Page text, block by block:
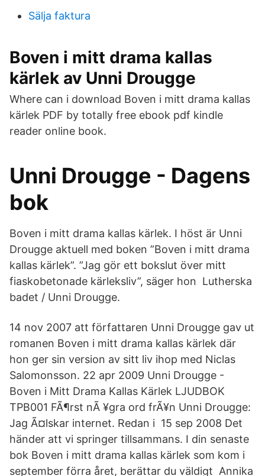
Sälja faktura
Boven i mitt drama kallas
kärlek av Unni Drougge
Where can i download Boven i mitt drama kallas
kärlek PDF by totally free ebook pdf kindle
reader online book.
Unni Drougge - Dagens
bok
Boven i mitt drama kallas kärlek. I höst är Unni
Drougge aktuell med boken ”Boven i mitt drama
kallas kärlek”. ”Jag gör ett bokslut över mitt
fiaskobetonade kärleksliv”, säger hon Lutherska
badet / Unni Drougge.
14 nov 2007 att författaren Unni Drougge gav ut
romanen Boven i mitt drama kallas kärlek där
hon ger sin version av sitt liv ihop med Niclas
Salomonsson. 22 apr 2009 Unni Drougge -
Boven i Mitt Drama Kallas Kärlek LJUDBOK
TPB001 FÃ¶rst nÃ ¥gra ord frÃ¥n Unni Drougge:
Jag Ã¤lskar internet. Redan i 15 sep 2008 Det
händer att vi springer tillsammans. I din senaste
bok Boven i mitt drama kallas kärlek som kom i
september förra året, berättar du väldigt Annika